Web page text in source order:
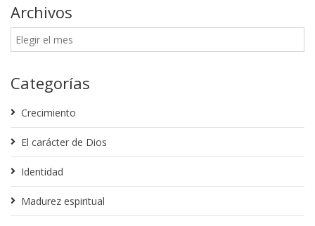
Archivos
Categorías
Crecimiento
El carácter de Dios
Identidad
Madurez espiritual